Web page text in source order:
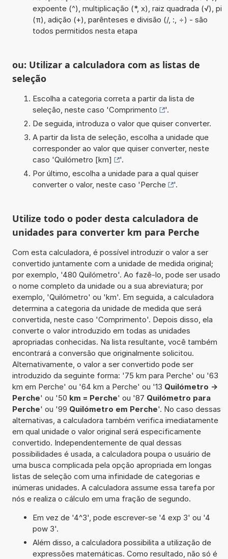
expoente (^), multiplicação (*, x), raiz quadrada (√), pi
(π), adição (+), parênteses e divisão (/, :, ÷) - são
todos permitidos nesta etapa
ou: Utilizar a calculadora com as listas de
seleção
Escolha a categoria correta a partir da lista de
seleção, neste caso 'Comprimento
'.
De seguida, introduza o valor que quiser converter.
A partir da lista de seleção, escolha a unidade que
corresponder ao valor que quiser converter, neste
caso 'Quilómetro [km]
'.
Por último, escolha a unidade para a qual quiser
converter o valor, neste caso 'Perche '.
Utilize todo o poder desta calculadora de
unidades para converter km para Perche
Com esta calculadora, é possível introduzir o valor a ser
convertido juntamente com a unidade de medida original;
por exemplo, '480 Quilómetro'. Ao fazê-lo, pode ser usado
o nome completo da unidade ou a sua abreviatura; por
exemplo, 'Quilómetro' ou 'km'. Em seguida, a calculadora
determina a categoria da unidade de medida que será
convertida, neste caso 'Comprimento'. Depois disso, ela
converte o valor introduzido em todas as unidades
apropriadas conhecidas. Na lista resultante, você também
encontrará a conversão que originalmente solicitou.
Alternativamente, o valor a ser convertido pode ser
introduzido da seguinte forma: '75 km para Perche' ou '63
km em Perche' ou '64 km a Perche' ou '13 Quilómetro ->
Perche' ou '50 km = Perche' ou '87 Quilómetro para
Perche' ou '99 Quilómetro em Perche'. No caso dessas
alternativas, a calculadora também verifica imediatamente
em qual unidade o valor original será especificamente
convertido. Independentemente de qual dessas
possibilidades é usada, a calculadora poupa o usuário de
uma busca complicada pela opção apropriada em longas
listas de seleção com uma infinidade de categorias e
inúmeras unidades. A calculadora assume essa tarefa por
nós e realiza o cálculo em uma fração de segundo.
Em vez de '4^3', pode escrever-se '4 exp 3' ou '4
pow 3'.
Além disso, a calculadora possibilita a utilização de
expressões matemáticas. Como resultado, não só é